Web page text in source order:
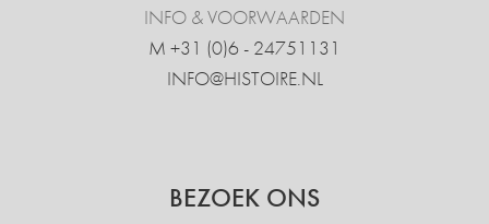
INFO & VOORWAARDEN
M +31 ‍(0)6 - 24751131
INFO@HISTOIRE.NL
BEZOEK ONS